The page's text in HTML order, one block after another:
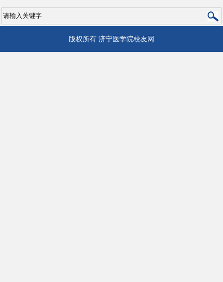
版权所有 济宁医学院校友网